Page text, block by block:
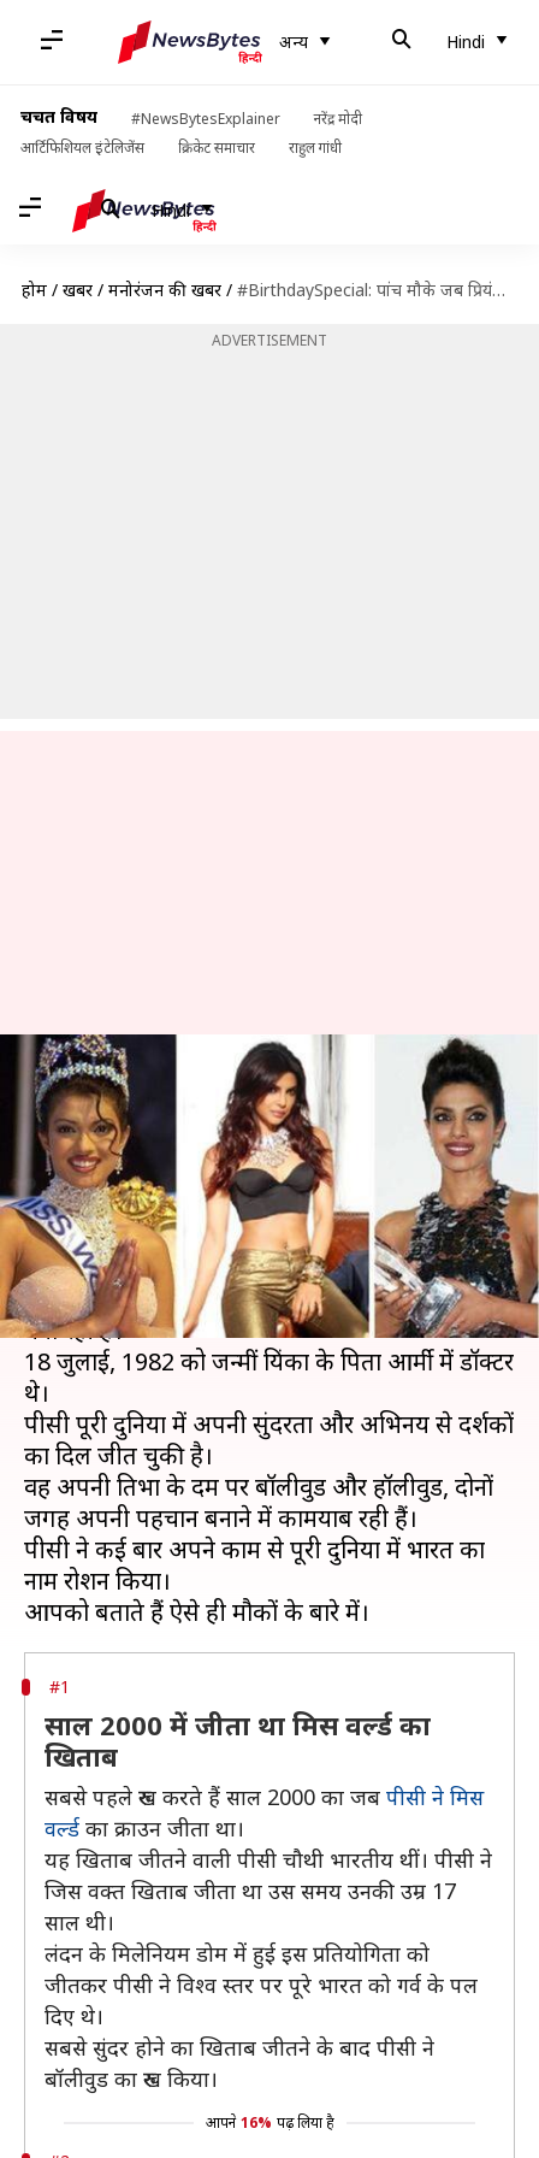
अन्य Hindi
चर्चित विषय #NewsBytesExplainer
नरेंद्र मोदी
आर्टिफिशियल इंटेलिजेंस
क्रिकेट समाचार राहुल गांधी
Hindi
होम / खबरें / मनोरंजन की खबरें / #BirthdaySpecial: पांच मौके जब प्रियंका चोपड़ा ने पूरी दुनिया में भारत का नाम किया रौशन
ADVERTISEMENT
#BirthdaySpecial: पांच मौके जब
प्रियंका चोपड़ा ने पूरी दुनिया में भारत
का नाम किया रौशन
लेखन स्वाति पाण्डेय Jul 18, 2019 12:15 pm
क्या है खबर?
इंटरनेशनल स्टार प्रियंका चोपड़ा आज अपना 37वां जन्मदिन
मना रही हैं।
18 जुलाई, 1982 को जन्मीं प्रियंका के पिता आर्मी में डॉक्टर
थे।
पीसी पूरी दुनिया में अपनी सुंदरता और अभिनय से दर्शकों
का दिल जीत चुकी है।
वह अपनी प्रतिभा के दम पर बॉलीवुड और हॉलीवुड, दोनों
जगह अपनी पहचान बनाने में कामयाब रही हैं।
पीसी ने कई बार अपने काम से पूरी दुनिया में भारत का
नाम रोशन किया।
#1
साल 2000 में जीता था मिस वर्ल्ड का
खिताब
सबसे पहले रुख करते हैं साल 2000 का जब पीसी ने मिस
वर्ल्ड का क्राउन जीता था।
यह खिताब जीतने वाली पीसी चौथी भारतीय थीं। पीसी ने
जिस वक्त खिताब जीता था उस समय उनकी उम्र 17
साल थी।
लंदन के मिलेनियम डोम में हुई इस प्रतियोगिता को
जीतकर पीसी ने विश्व स्तर पर पूरे भारत को गर्व के पल
दिए थे।
सबसे सुंदर होने का खिताब जीतने के बाद पीसी ने
बॉलीवुड का रुख किया।
आपने 16% पढ़ लिया है